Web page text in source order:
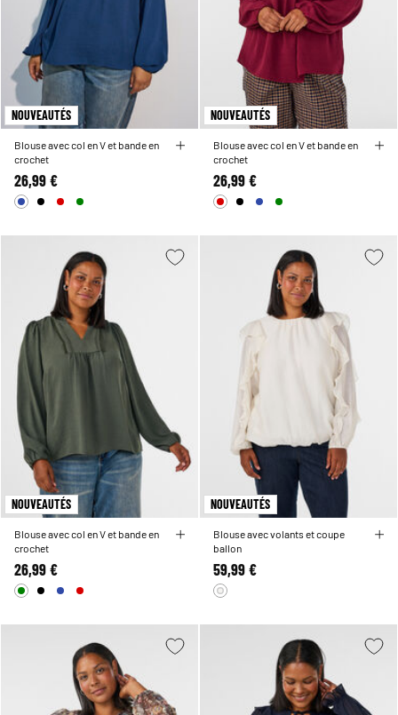
NOUVEAUTÉS
Blouse avec col en V et bande en
crochet
26,99 €
NOUVEAUTÉS
Blouse avec col en V et bande en
crochet
26,99 €
NOUVEAUTÉS
Blouse avec col en V et bande en
crochet
26,99 €
NOUVEAUTÉS
Blouse avec volants et coupe
ballon
59,99 €